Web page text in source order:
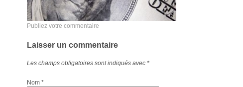
Publiez votre commentaire
Laisser un commentaire
Les champs obligatoires sont indiqués avec *
Nom *